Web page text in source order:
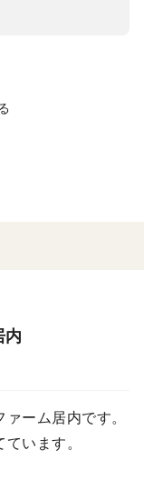
内
ーム居内です。
います。